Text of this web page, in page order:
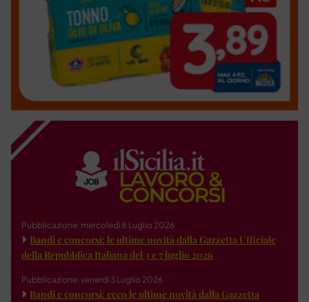
Pubblicazione: mercoledì 8 Luglio 2026
Bandi e concorsi: le ultime novità dalla Gazzetta Ufficiale
della Repubblica Italiana del 3 e 7 luglio 2026
Pubblicazione: venerdì 3 Luglio 2026
Bandi e concorsi: ecco le ultime novità dalla Gazzetta